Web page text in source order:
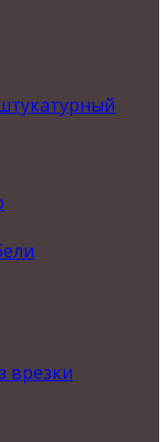
врезки